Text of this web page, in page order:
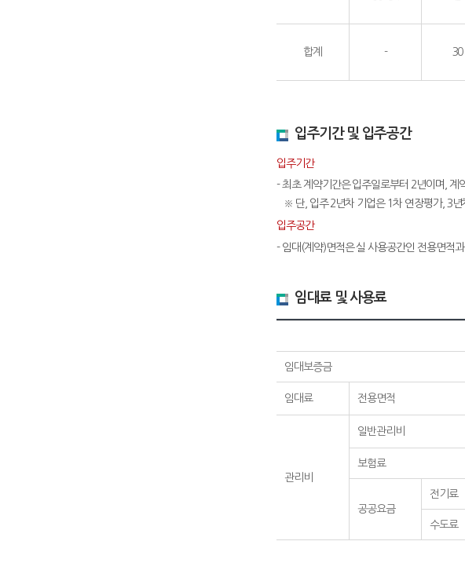
합계 - 30
입주기간 및 입주공간
입주기간
- 최초 계약기간은 입주일로부터 2년이며, 계
※ 단, 입주 2년차 기업은 1차 연장평가, 3년
입주공간
- 임대(계약)면적은 실 사용공간인 전용면적
임대료 및 사용료
임대보증금
임대료 전용면적
관리비
일반관리비
보험료
공공요금
전기료
수도료